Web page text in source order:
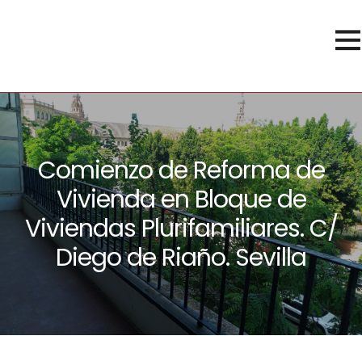
Comienzo de Reforma de
Vivienda en Bloque de
Viviendas Plurifamiliares. C/
Diego de Riaño. Sevilla